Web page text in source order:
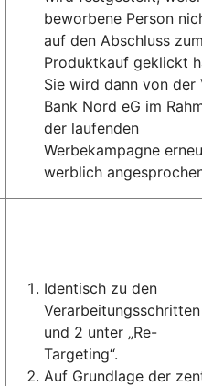
beworbene Person
auf den Abschluss
Produktkauf geklickt
Sie wird dann von der
Bank Nord eG im
der laufenden
Werbekampagne
werblich
Identisch zu den
Verarbeitungsschritten
und 2 unter „Re-
Targeting“.
Auf Grundlage der